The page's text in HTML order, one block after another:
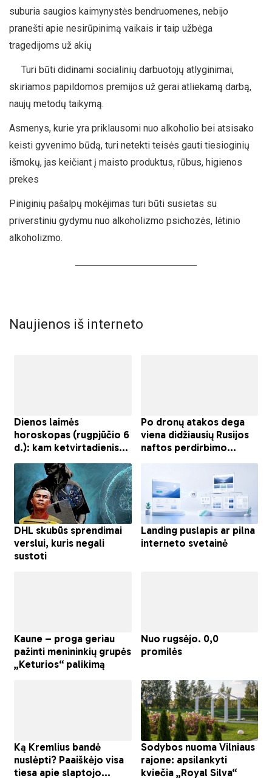
suburia saugios kaimynystės bendruomenes, nebijo
pranešti apie nesirūpinimą vaikais ir taip užbėga
tragedijoms už akių
Turi būti didinami socialinių darbuotojų atlyginimai,
skiriamos papildomos premijos už gerai atliekamą darbą,
naujų metodų taikymą.
Asmenys, kurie yra priklausomi nuo alkoholio bei atsisako
keisti gyvenimo būdą, turi netekti teisės gauti tiesioginių
išmokų, jas keičiant į maisto produktus, rūbus, higienos
prekes
Piniginių pašalpų mokėjimas turi būti susietas su
priverstiniu gydymu nuo alkoholizmo psichozės, lėtinio
alkoholizmo.
Naujienos iš interneto